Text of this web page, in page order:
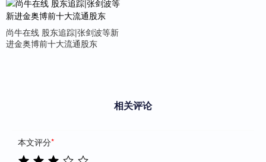
尚牛在线 股东追踪|张剑波等新
进金奥博前十大流通股东
相关评论
本文评分*